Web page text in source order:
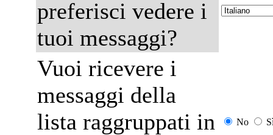
preferisci vedere i
tuoi messaggi?
Vuoi ricevere i
messaggi della
lista raggruppati in
No